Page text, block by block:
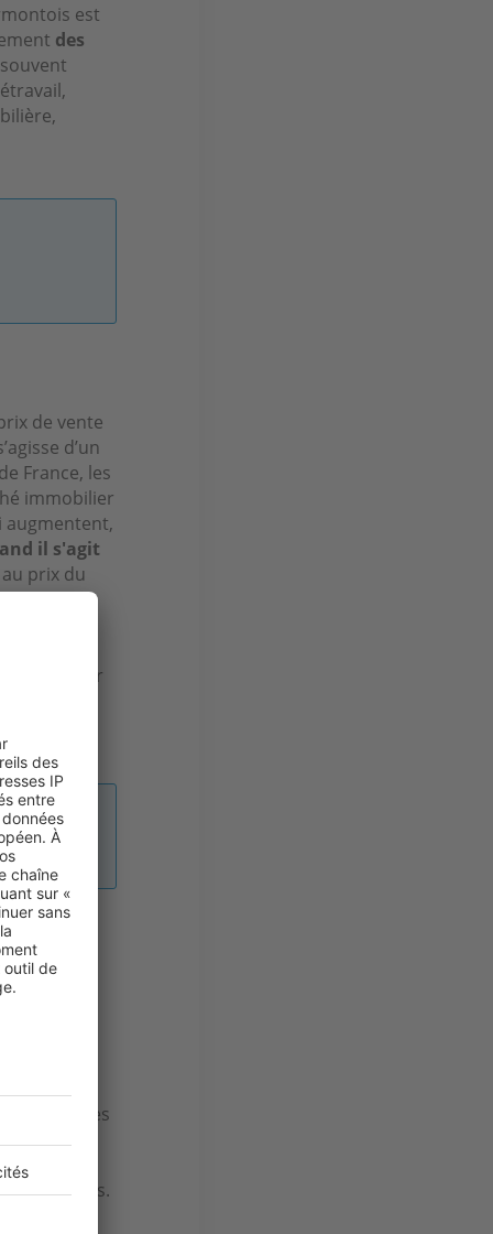
est
des
de vente
d’un
France, les
immobilier
augmentent,
il s'agit
prix du
la
sans
à savoir
les
à
45
est
et
éloignées
Côté
de maisons.